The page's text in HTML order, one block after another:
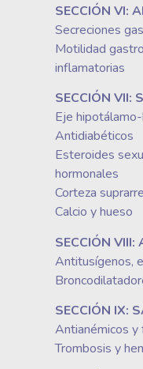
SECCIÓN VI:
Secreciones
Motilidad
inflamatorias
SECCIÓN VII:
Eje
Antidiabéticos
Esteroides
hormonales
Corteza
Calcio y hueso
SECCIÓN VIII:
Antitusígenos,
SECCIÓN IX:
Antianémicos
Trombosis y